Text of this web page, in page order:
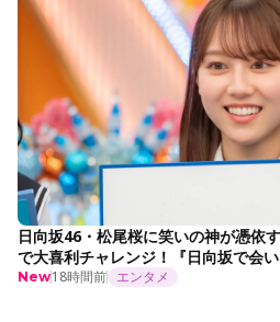
日向坂46・松尾桜に笑いの神が憑依
で大喜利チャレンジ！『日向坂で会
New18時間前 エンタメ